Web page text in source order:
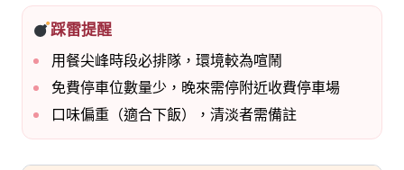
踩雷提醒
用餐尖峰時段必排隊，環境較為喧鬧
免費停車位數量少，晚來需停附近收費停車場
口味偏重（適合下飯），清淡者需備註